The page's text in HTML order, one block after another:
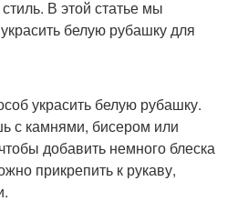
В этой статье мы
белую рубашку для
украсить белую рубашку.
с камнями, бисером или
добавить немного блеска
прикрепить к рукаву,